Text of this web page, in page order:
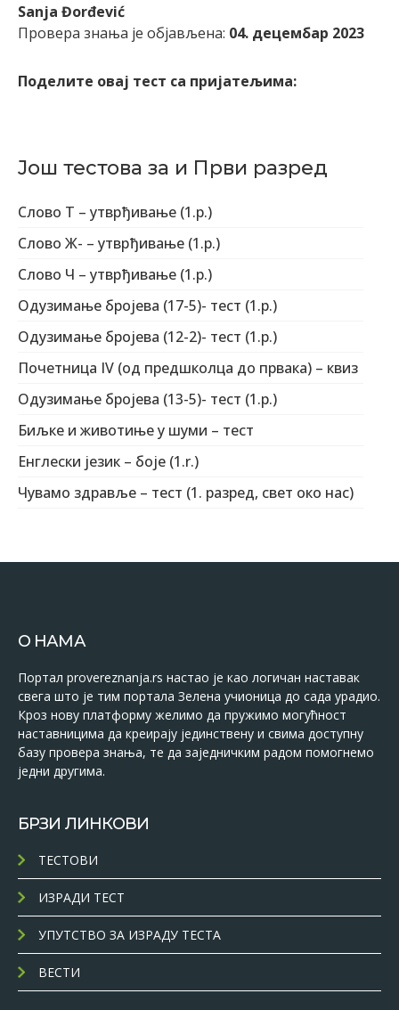
Sanja Đorđević
Провера знања је објављена: 04. децембар 2023
Поделите овај тест са пријатељима:
Још тестова за и Први разред
Слово Т – утврђивање (1.р.)
Слово Ж- – утврђивање (1.р.)
Слово Ч – утврђивање (1.р.)
Одузимање бројева (17-5)- тест (1.р.)
Одузимање бројева (12-2)- тест (1.р.)
Почетница IV (од предшколца до првака) – квиз
Одузимање бројева (13-5)- тест (1.р.)
Биљке и животиње у шуми – тест
Eнглески језик – боје (1.r.)
Чувамо здравље – тест (1. разред, свет око нас)
О НАМА
Портал provereznanja.rs настао је као логичан наставак
свега што је тим портала Зелена учионица до сада урадио.
Кроз нову платформу желимо да пружимо могућност
наставницима да креирају јединствену и свима доступну
базу провера знања, те да заједничким радом помогнемо
једни другима.
БРЗИ ЛИНКОВИ
ТЕСТОВИ
ИЗРАДИ ТЕСТ
УПУТСТВО ЗА ИЗРАДУ ТЕСТА
ВЕСТИ